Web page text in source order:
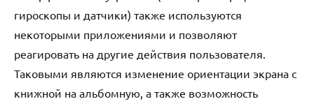
гироскопы и датчики) также используются
некоторыми приложениями и позволяют
реагировать на другие действия пользователя.
Таковыми являются изменение ориентации экрана с
книжной на альбомную, а также возможность